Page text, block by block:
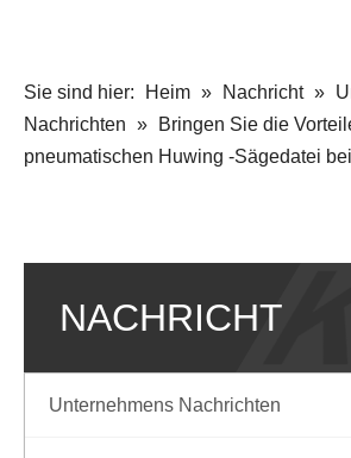
Sie sind hier: Heim » Nachricht »
Nachrichten »
Bringen Sie die
pneumatischen Huwing -Sägedatei
NACHRICHT
Unternehmens Nachrichten